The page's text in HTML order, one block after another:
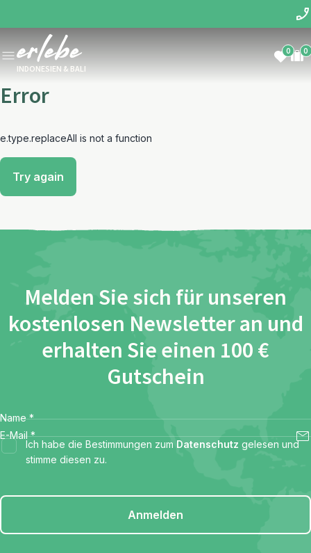
INDONESIEN & BALI
0 0
Error
e.type.replaceAll is not a function
Try again
Melden Sie sich für unseren
kostenlosen Newsletter an und
erhalten Sie einen 100 €
Gutschein
Name *
E-Mail *
Ich habe die Bestimmungen zum Datenschutz gelesen und
stimme diesen zu.
Anmelden